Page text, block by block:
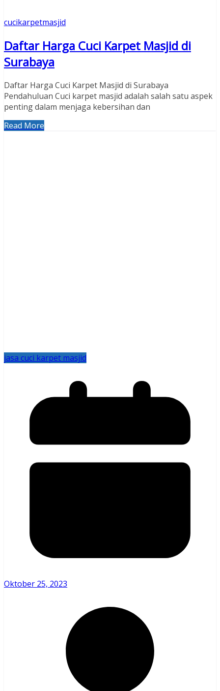
cucikarpetmasjid
Daftar Harga Cuci Karpet Masjid di
Surabaya
Daftar Harga Cuci Karpet Masjid di Surabaya
Pendahuluan Cuci karpet masjid adalah salah satu aspek
penting dalam menjaga kebersihan dan
Read More
jasa cuci karpet masjid
Oktober 25, 2023